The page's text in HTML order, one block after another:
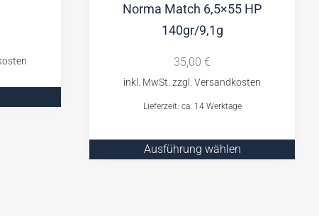
Norma Match 6,5×55 HP
140gr/9,1g
35,00 €
Lieferzeit: ca. 14 Werktage
Ausführung wählen